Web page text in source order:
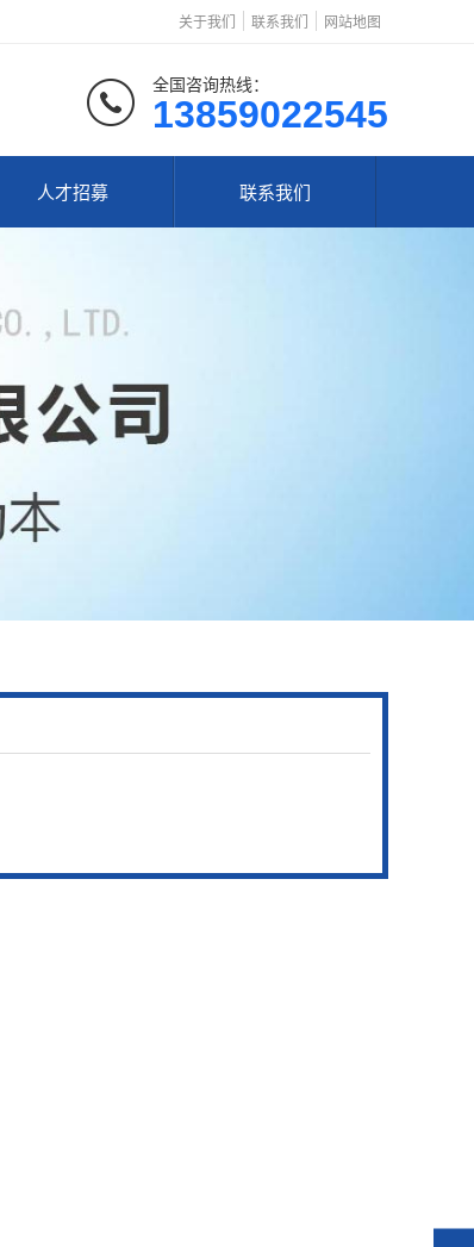
关于我们 联系我们 网站地图
全国咨询热线：
13859022545
人才招募 联系我们